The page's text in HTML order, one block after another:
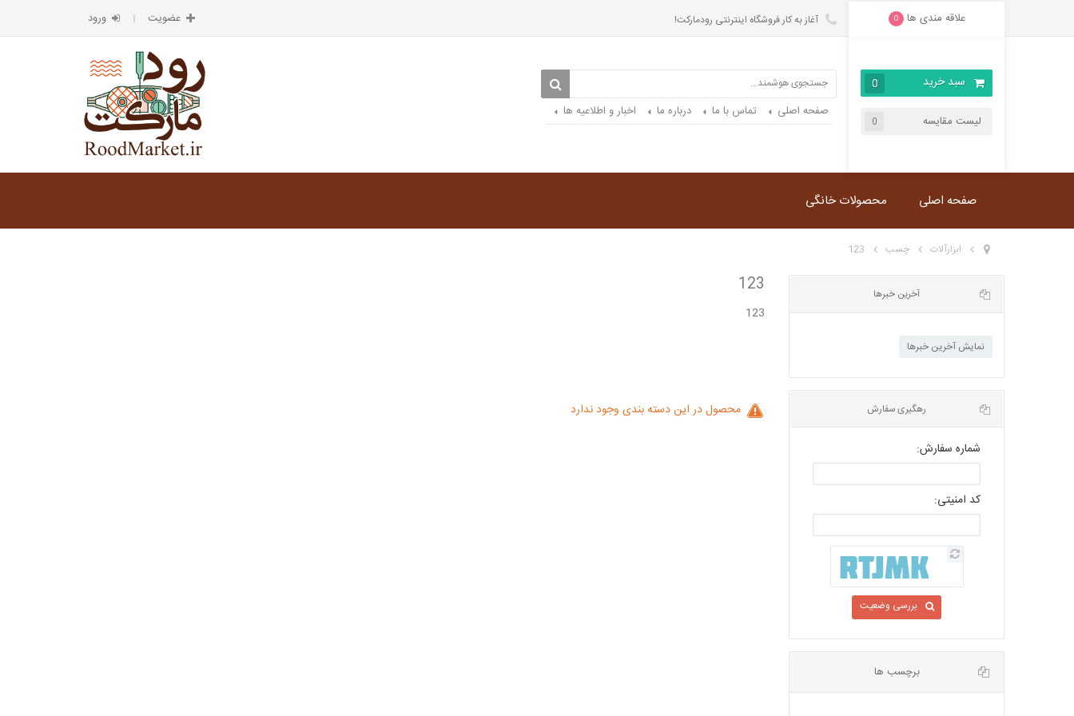
علاقه مندی ها 0 آغاز به کار فروشگاه اینترنتی رودمارکت! عضویت ورود
سبد خرید 0
لیست مقایسه 0
صفحه اصلی تماس با ما درباره ما اخبار و اطلاعیه ها
صفحه اصلی محصولات خانگی
ابزارآلات چسب 123
نمایش آخرین خبرها
رهگیری سفارششماره سفارش:
کد امنیتی:
بررسی وضعیت
برچسب ها
123
123
محصول در این دسته بندی وجود ندارد